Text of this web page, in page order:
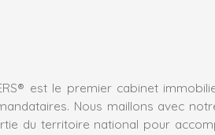
est le premier cabinet
Nous maillons avec
du territoire national pour